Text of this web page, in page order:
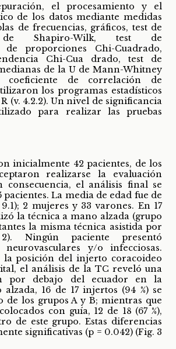
el procesamiento y el
de los datos mediante medidas
de frecuencias, gráficos, test de
de Shapiro-Wilk, test de
de proporciones Chi-Cuadrado,
Chi-Cua drado, test de
de la U de Mann-Whitney
de correlación de
los programas estadísticos
(v. 4.2.2). Un nivel de significancia
para realizar las pruebas
inicialmente 42 pacientes, de los
realizarse la evaluación
consecuencia, el análisis final se
pacientes. La media de edad fue de
9.1); 2 mujeres y 33 varones. En 17
la técnica a mano alzada (grupo
la misma técnica asistida por
Ningún paciente presentó
neurovasculares y/o infecciosas.
la posición del injerto coracoideo
el análisis de la TC reveló una
por debajo del ecuador en la
16 de 17 injertos (94 %) se
de los grupos A y B; mientras que
con guía, 12 de 18 (67 %),
de este grupo. Estas diferencias
significativas (p = 0.042) (Fig. 3